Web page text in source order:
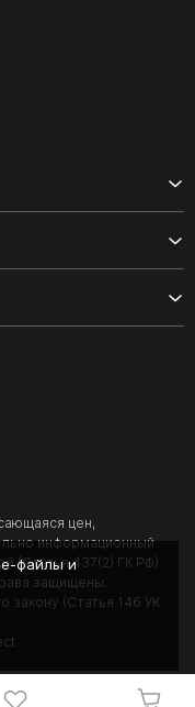
цен,
информационный
(Статья 437(2) ГК РФ).
защищены.
закону (Статья 146 УК
файлы и